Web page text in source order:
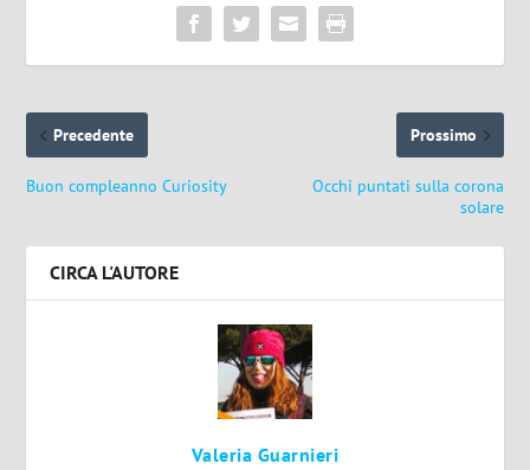
Precedente
Buon compleanno Curiosity
Prossimo
Occhi puntati sulla corona
solare
CIRCA L'AUTORE
Valeria Guarnieri